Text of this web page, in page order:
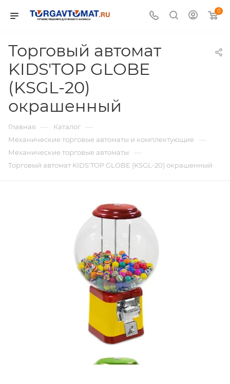
0
Торговый автомат
KIDS'TOP GLOBE
(KSGL-20)
окрашенный
Главная — Каталог —
Механические торговые автоматы и комплектующие —
Механические торговые автоматы —
Торговый автомат KIDS'TOP GLOBE (KSGL-20) окрашенный